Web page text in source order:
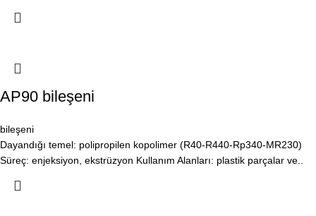
AP90 bileşeni
bileşeni
Dayandığı temel: polipropilen kopolimer (R40-R440-Rp340-MR230)
Süreç: enjeksiyon, ekstrüzyon Kullanım Alanları: plastik parçalar ve..